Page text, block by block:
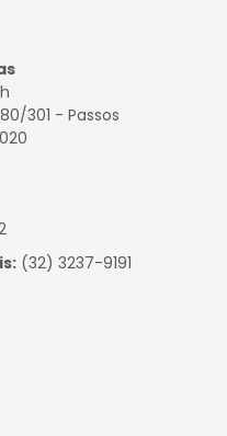
301 - Passos
(32) 3237-9191